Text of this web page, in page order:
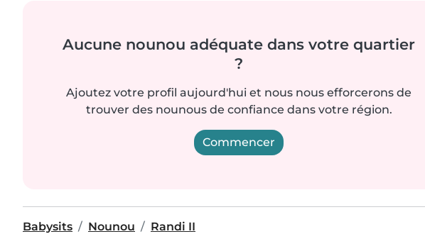
Aucune nounou adéquate dans votre quartier
?
Ajoutez votre profil aujourd'hui et nous nous efforcerons de
trouver des nounous de confiance dans votre région.
Commencer
Babysits Nounou Randi II